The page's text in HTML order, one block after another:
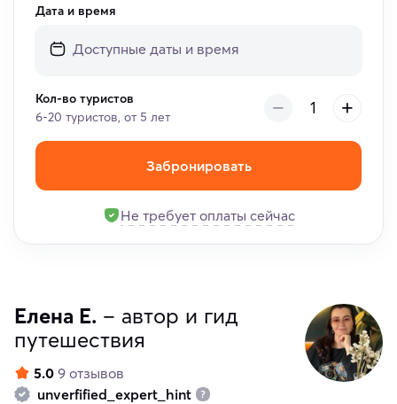
Дата и время
Кол-во туристов
6-20 туристов, от 5 лет
Забронировать
Не требует оплаты сейчас
Елена Е. – автор и гид
путешествия
5.0 9 отзывов
unverfified_expert_hint